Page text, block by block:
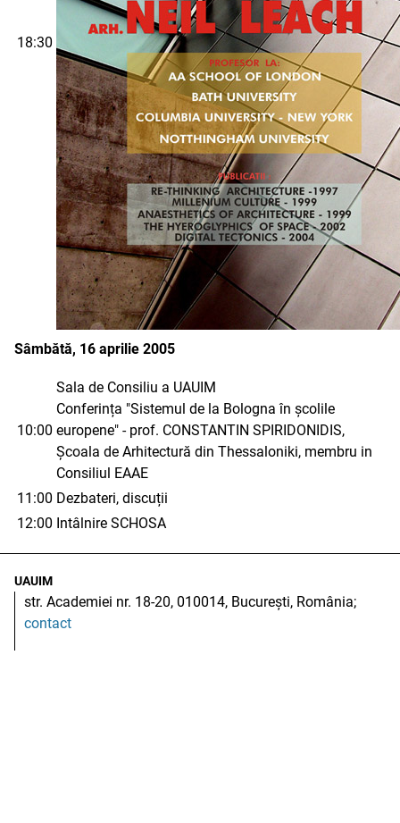
18:30
Sâmbătă, 16 aprilie 2005
10:00
Sala de Consiliu a UAUIM
Conferința "Sistemul de la Bologna în școlile
europene" - prof. CONSTANTIN SPIRIDONIDIS,
Școala de Arhitectură din Thessaloniki, membru in
Consiliul EAAE
11:00 Dezbateri, discuții
12:00 Intâlnire SCHOSA
UAUIM
str. Academiei nr. 18-20, 010014, București, România;
contact